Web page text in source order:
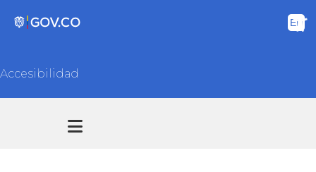
Accesibilidad